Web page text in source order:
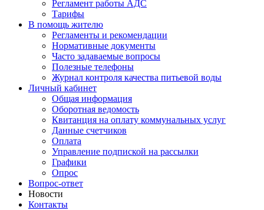
Регламент работы АДС
Тарифы
В помощь жителю
Регламенты и рекомендации
Нормативные документы
Часто задаваемые вопросы
Полезные телефоны
Журнал контроля качества питьевой воды
Личный кабинет
Общая информация
Оборотная ведомость
Квитанция на оплату коммунальных услуг
Данные счетчиков
Оплата
Управление подпиской на рассылки
Графики
Опрос
Вопрос-ответ
Новости
Контакты